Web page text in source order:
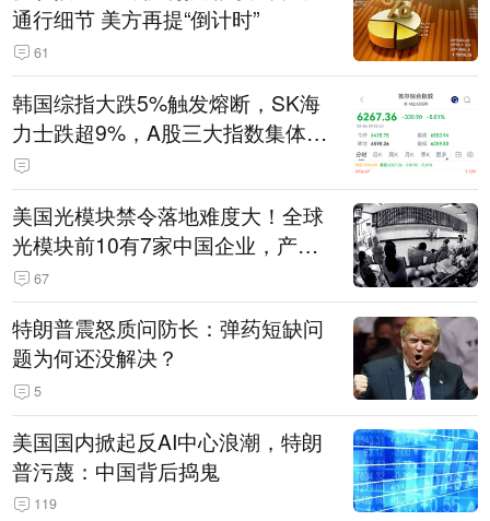
通行细节 美方再提“倒计时”
61
韩国综指大跌5%触发熔断，SK海
力士跌超9%，A股三大指数集体低
开
美国光模块禁令落地难度大！全球
光模块前10有7家中国企业，产业
界人士：想“脱钩”并不容易
67
特朗普震怒质问防长：弹药短缺问
题为何还没解决？
5
美国国内掀起反AI中心浪潮，特朗
普污蔑：中国背后捣鬼
119